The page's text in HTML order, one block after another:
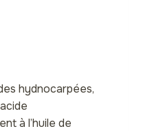
hydnocarpées,
à l’huile de